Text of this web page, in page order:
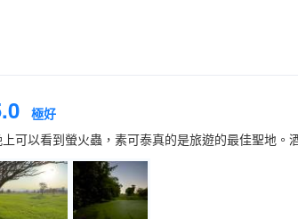
極好
上可以看到螢火蟲，素可泰真的是旅遊的最佳聖地